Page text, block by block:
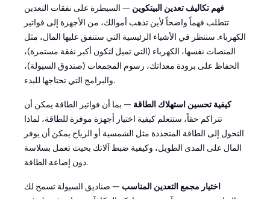
فهم تكاليف تعدين البيتكوين — السيطرة على نفقات التعدين
تتطلب فهماً واضحاً لأين تذهب أموالك، من الأجهزة إلى فواتير
الكهرباء. سننظر في الأشياء الرئيسية التي ستنفق عليها المال، مثل
المنصات نفسها، الكهرباء (التي تميل لتكون أكبر نفقة مستمرة)،
الحفاظ على برودة معداتك، رسوم المجمعات (صندوق السيولة)،
والبرامج التي تحتاجها للبدء.
كيفية تحسين استهلاك الطاقة — بما أن فواتير الطاقة يمكن أن
تتراكم حقاً، ستتعلم كيفية اختيار أجهزة موفرة للطاقة، لماذا
التحول إلى الطاقة المتجددة مثل الشمسية أو الرياح يمكن أن يوفر
المال على المدى الطويل، وكيفية ضبط آلاتك بحيث تعمل بسلاسة
دون إضاعة الطاقة.
اختيار مجمع التعدين المناسب — صناديق السيولة تسمح لك